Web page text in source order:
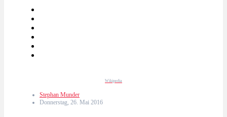
Wikipedia
Stephan Munder
Donnerstag, 26. Mai 2016